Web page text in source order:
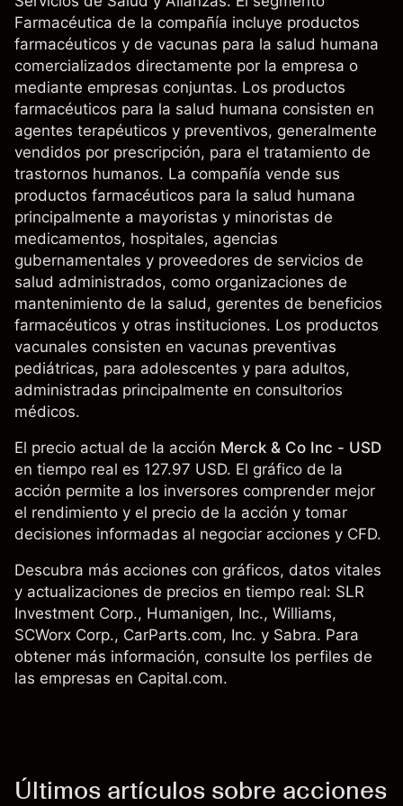
Farmacéutica de la compañía incluye productos
farmacéuticos y de vacunas para la salud humana
comercializados directamente por la empresa o
mediante empresas conjuntas. Los productos
farmacéuticos para la salud humana consisten en
agentes terapéuticos y preventivos, generalmente
vendidos por prescripción, para el tratamiento de
trastornos humanos. La compañía vende sus
productos farmacéuticos para la salud humana
principalmente a mayoristas y minoristas de
medicamentos, hospitales, agencias
gubernamentales y proveedores de servicios de
salud administrados, como organizaciones de
mantenimiento de la salud, gerentes de beneficios
farmacéuticos y otras instituciones. Los productos
vacunales consisten en vacunas preventivas
pediátricas, para adolescentes y para adultos,
administradas principalmente en consultorios
médicos.
El precio actual de la acción Merck & Co Inc - USD
en tiempo real es 127.97 USD. El gráfico de la
acción permite a los inversores comprender mejor
el rendimiento y el precio de la acción y tomar
decisiones informadas al negociar acciones y CFD.
Descubra más acciones con gráficos, datos vitales
y actualizaciones de precios en tiempo real: SLR
Investment Corp., Humanigen, Inc., Williams,
SCWorx Corp., CarParts.com, Inc. y Sabra. Para
obtener más información, consulte los perfiles de
las empresas en Capital.com.
Últimos artículos sobre acciones